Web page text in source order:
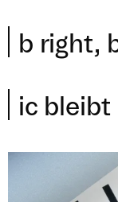
b right,
ic